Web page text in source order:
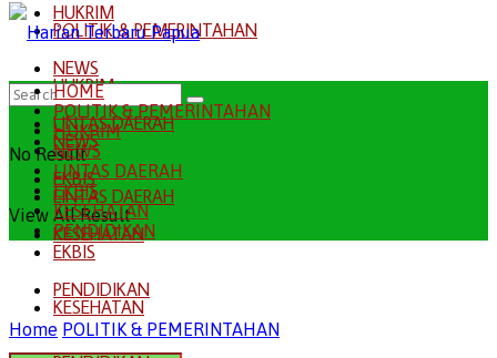
HUKRIM
NEWS
LINTAS DAERAH
EKBIS
KESEHATAN
PENDIDIKAN
POLITIK & PEMERINTAHAN
HUKRIM
NEWS
LINTAS DAERAH
EKBIS
KESEHATAN
No Result
View All Result
HOME
POLITIK & PEMERINTAHAN
HUKRIM
NEWS
LINTAS DAERAH
EKBIS
KESEHATAN
PENDIDIKAN
Home POLITIK & PEMERINTAHAN